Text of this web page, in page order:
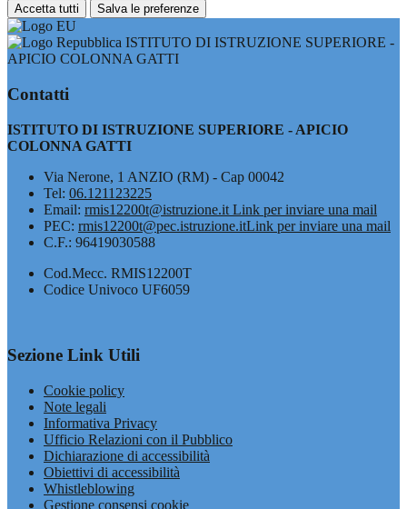
Accetta tutti Salva le preferenze
ISTITUTO DI ISTRUZIONE SUPERIORE -
APICIO COLONNA GATTI
Contatti
ISTITUTO DI ISTRUZIONE SUPERIORE - APICIO
COLONNA GATTI
Via Nerone, 1 ANZIO (RM) - Cap 00042
Tel: 06.121123225
Email: rmis12200t@istruzione.it Link per inviare una mail
PEC: rmis12200t@pec.istruzione.itLink per inviare una mail
C.F.: 96419030588
Cod.Mecc. RMIS12200T
Codice Univoco UF6059
Sezione Link Utili
Cookie policy
Note legali
Informativa Privacy
Ufficio Relazioni con il Pubblico
Dichiarazione di accessibilità
Obiettivi di accessibilità
Whistleblowing
Gestione consensi cookie